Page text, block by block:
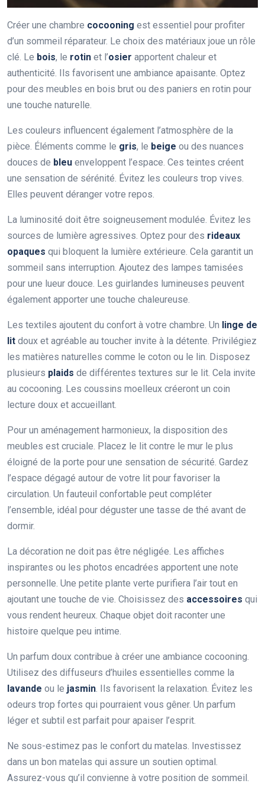
Créer une chambre cocooning est essentiel pour profiter
d’un sommeil réparateur. Le choix des matériaux joue un rôle
clé. Le bois, le rotin et l’osier apportent chaleur et
authenticité. Ils favorisent une ambiance apaisante. Optez
pour des meubles en bois brut ou des paniers en rotin pour
une touche naturelle.
Les couleurs influencent également l’atmosphère de la
pièce. Éléments comme le gris, le beige ou des nuances
douces de bleu enveloppent l’espace. Ces teintes créent
une sensation de sérénité. Évitez les couleurs trop vives.
Elles peuvent déranger votre repos.
La luminosité doit être soigneusement modulée. Évitez les
sources de lumière agressives. Optez pour des rideaux
opaques qui bloquent la lumière extérieure. Cela garantit un
sommeil sans interruption. Ajoutez des lampes tamisées
pour une lueur douce. Les guirlandes lumineuses peuvent
également apporter une touche chaleureuse.
Les textiles ajoutent du confort à votre chambre. Un linge de
lit doux et agréable au toucher invite à la détente. Privilégiez
les matières naturelles comme le coton ou le lin. Disposez
plusieurs plaids de différentes textures sur le lit. Cela invite
au cocooning. Les coussins moelleux créeront un coin
lecture doux et accueillant.
Pour un aménagement harmonieux, la disposition des
meubles est cruciale. Placez le lit contre le mur le plus
éloigné de la porte pour une sensation de sécurité. Gardez
l’espace dégagé autour de votre lit pour favoriser la
circulation. Un fauteuil confortable peut compléter
l’ensemble, idéal pour déguster une tasse de thé avant de
dormir.
La décoration ne doit pas être négligée. Les affiches
inspirantes ou les photos encadrées apportent une note
personnelle. Une petite plante verte purifiera l’air tout en
ajoutant une touche de vie. Choisissez des accessoires qui
vous rendent heureux. Chaque objet doit raconter une
histoire quelque peu intime.
Un parfum doux contribue à créer une ambiance cocooning.
Utilisez des diffuseurs d’huiles essentielles comme la
lavande ou le jasmin. Ils favorisent la relaxation. Évitez les
odeurs trop fortes qui pourraient vous gêner. Un parfum
léger et subtil est parfait pour apaiser l’esprit.
Ne sous-estimez pas le confort du matelas. Investissez
dans un bon matelas qui assure un soutien optimal.
Assurez-vous qu’il convienne à votre position de sommeil.